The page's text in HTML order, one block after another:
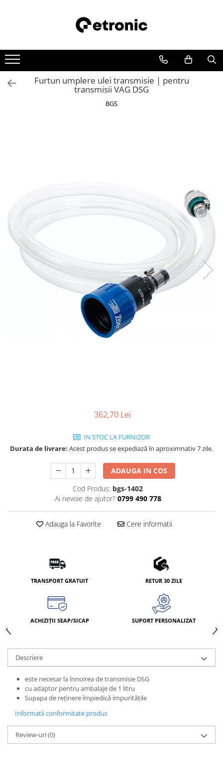
Furtun umplere ulei transmisie | pentru
transmisii VAG DSG
BGS
362,70 Lei
IN STOC LA FURNIZOR
Durata de livrare: Acest produs se expediază în aproximnativ 7 zile.
ADAUGA IN COS
Cod Produs: bgs-1402
Ai nevoie de ajutor? 0799 490 778
Adauga la Favorite Cere informatii
TRANSPORT GRATUIT RETUR 30 ZILE
ACHIZIȚII SEAP/SICAP SUPORT PERSONALIZAT
Descriere
este necesar la înnoirea de transmisie DSG
cu adaptor pentru ambalaje de 1 litru
Supapa de reţinere împiedică impurităţile
Informatii conformitate produs
Review-uri(0)